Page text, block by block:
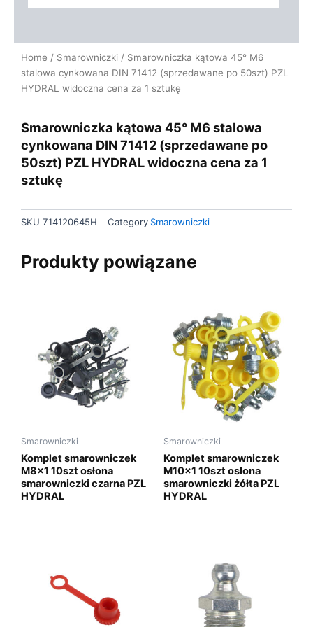
Home / Smarowniczki / Smarowniczka kątowa 45° M6
stalowa cynkowana DIN 71412 (sprzedawane po 50szt) PZL
HYDRAL widoczna cena za 1 sztukę
Smarowniczka kątowa 45° M6 stalowa
cynkowana DIN 71412 (sprzedawane po
50szt) PZL HYDRAL widoczna cena za 1
sztukę
SKU 714120645H Category Smarowniczki
Produkty powiązane
Smarowniczki
Komplet smarowniczek
M8x1 10szt osłona
smarowniczki czarna PZL
HYDRAL
Smarowniczki
Komplet smarowniczek
M10x1 10szt osłona
smarowniczki żółta PZL
HYDRAL